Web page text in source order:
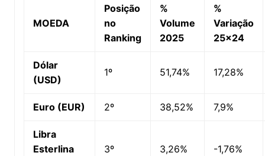
MOEDA
Posição
no
Ranking
%
Volume
2025
%
Variação
25×24
Dólar
(USD)
1º 51,74% 17,28%
Euro (EUR) 2º 38,52% 7,9%
Libra
Esterlina
3º 3,26% -1,76%